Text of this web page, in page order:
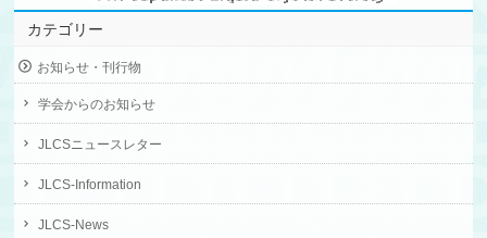
カテゴリー
お知らせ・刊行物
学会からのお知らせ
JLCSニュースレター
JLCS-Information
JLCS-News